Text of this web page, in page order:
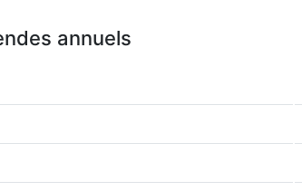
annuels